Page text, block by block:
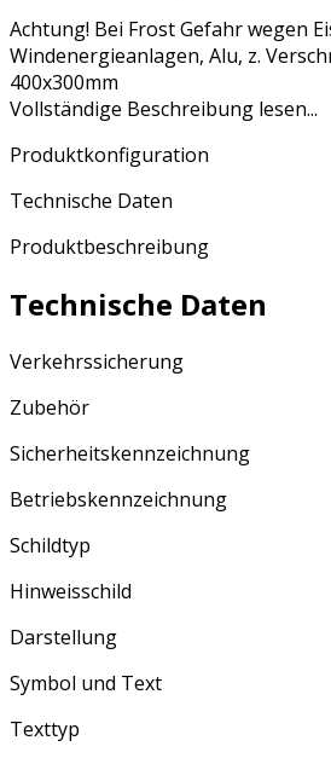
Achtung! Bei Frost Gefahr wegen
Windenergieanlagen, Alu, z.
400x300mm
Vollständige Beschreibung lesen...
Produktkonfiguration
Technische Daten
Produktbeschreibung
Technische Daten
Verkehrssicherung
Zubehör
Sicherheitskennzeichnung
Betriebskennzeichnung
Schildtyp
Hinweisschild
Darstellung
Symbol und Text
Texttyp